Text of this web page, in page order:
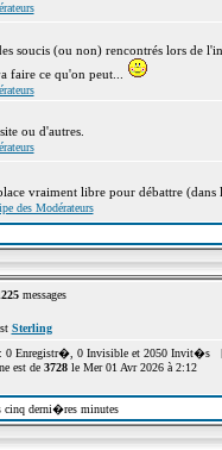
soucis (ou non) rencontrés lors de
faire ce qu'on peut...
ou d'autres.
vraiment libre pour débattre (dans
des Modérateurs
messages
Sterling
0 Enregistr�, 0 Invisible et 2050 Invit�s
est de 3728le Mer 01 Avr 2026 à 2:12
cinq derni�res minutes